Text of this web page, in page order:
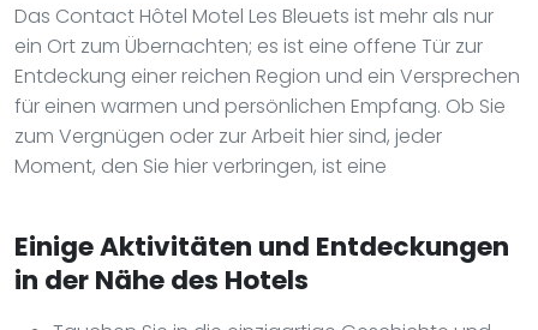
Das Contact Hôtel Motel Les Bleuets ist mehr als nur
ein Ort zum Übernachten; es ist eine offene Tür zur
Entdeckung einer reichen Region und ein Versprechen
für einen warmen und persönlichen Empfang. Ob Sie
zum Vergnügen oder zur Arbeit hier sind, jeder
Moment, den Sie hier verbringen, ist eine
Einige Aktivitäten und Entdeckungen
in der Nähe des Hotels